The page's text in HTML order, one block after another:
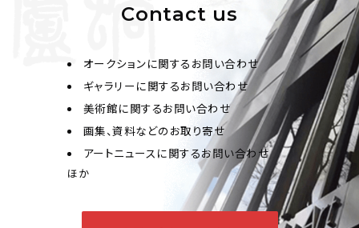
Contact us
オークションに関するお問い合わせ
ギャラリーに関するお問い合わせ
美術館に関するお問い合わせ
画集、資料などのお取り寄せ
アートニュースに関するお問い合わせ
ほか